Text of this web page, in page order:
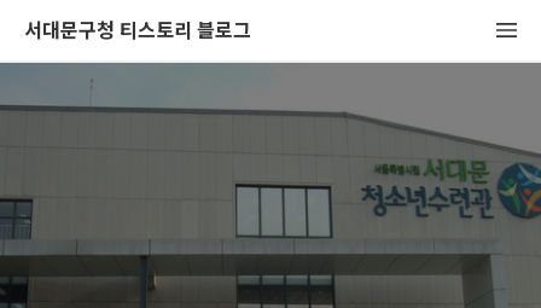
서대문구청 티스토리 블로그